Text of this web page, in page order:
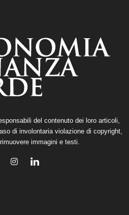
del contenuto dei loro articoli,
di involontaria violazione di copyright,
immagini e testi.